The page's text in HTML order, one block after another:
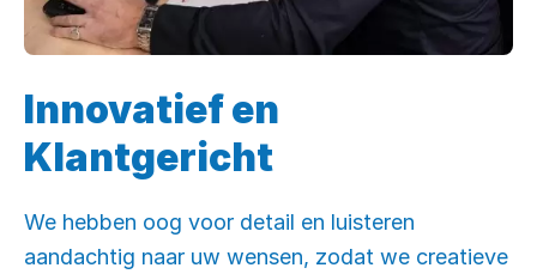
Innovatief en
Klantgericht
We hebben oog voor detail en luisteren
aandachtig naar uw wensen, zodat we creatieve